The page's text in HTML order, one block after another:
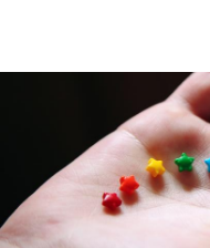
gender-equality-diversity